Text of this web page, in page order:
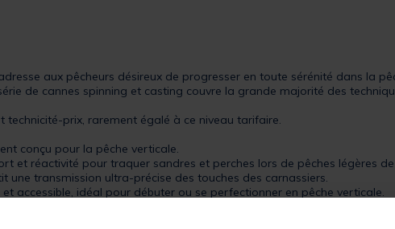
aux pêcheurs désireux de progresser en toute sérénité dans la
de cannes spinning et casting couvre la grande majorité des
technicité-prix, rarement égalé à ce niveau tarifaire.
conçu pour la pêche verticale.
et réactivité pour traquer sandres et perches lors de pêches légères
une transmission ultra-précise des touches des carnassiers.
accessible, idéal pour débuter ou se perfectionner en pêche verticale.